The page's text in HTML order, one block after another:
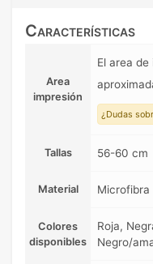
Características
Area
impresión
El area
¿Dudas
Tallas 56-60 cm
Material Microfibra
Colores
disponibles
Roja,
Negro/